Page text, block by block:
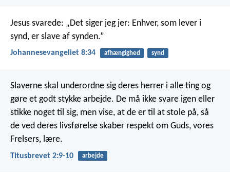
Jesus svarede: „Det siger jeg jer: Enhver, som lever i
synd, er slave af synden.”
Johannesevangeliet 8:34 afhængighed synd
Slaverne skal underordne sig deres herrer i alle ting og
gøre et godt stykke arbejde. De må ikke svare igen eller
stikke noget til sig, men vise, at de er til at stole på, så
de ved deres livsførelse skaber respekt om Guds, vores
Frelsers, lære.
Titusbrevet 2:9-10 arbejde